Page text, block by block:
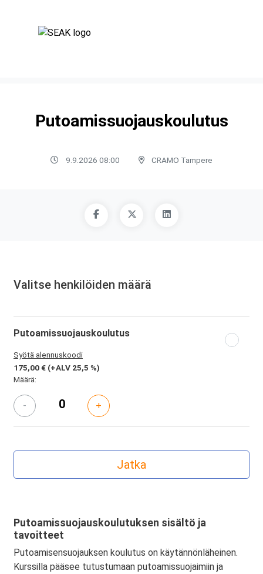
Putoamissuojauskoulutus
9.9.2026 08:00 CRAMO Tampere
Valitse henkilöiden määrä
Putoamissuojauskoulutus
Syötä alennuskoodi
175,00 € (+ALV 25,5 %)
Määrä:
- +
Putoamissuojauskoulutuksen sisältö ja
tavoitteet
Putoamisensuojauksen koulutus on käytännönläheinen.
Kurssilla pääsee tutustumaan putoamissuojaimiin ja